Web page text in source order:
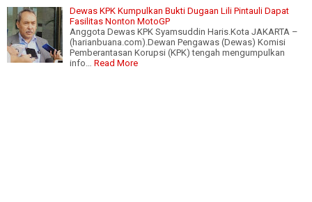
Dewas KPK Kumpulkan Bukti Dugaan Lili Pintauli Dapat
Fasilitas Nonton MotoGP
Anggota Dewas KPK Syamsuddin Haris.Kota JAKARTA –
(harianbuana.com).Dewan Pengawas (Dewas) Komisi
Pemberantasan Korupsi (KPK) tengah mengumpulkan
info… Read More